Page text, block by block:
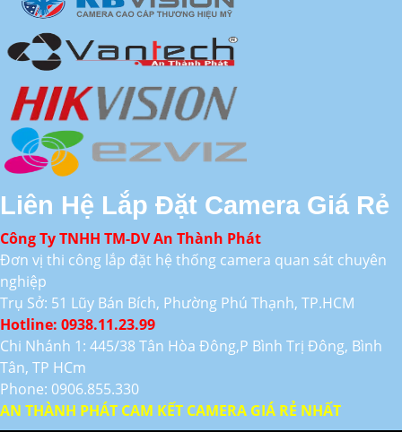
Liên Hệ Lắp Đặt Camera Giá Rẻ
Công Ty TNHH TM-DV An Thành Phát
Đơn vị thi công lắp đặt hệ thống camera quan sát chuyên
nghiệp
Trụ Sở: 51 Lũy Bán Bích, Phường Phú Thạnh, TP.HCM
Hotline: 0938.11.23.99
Chi Nhánh 1: 445/38 Tân Hòa Đông,P Bình Trị Đông, Bình
Tân, TP HCm
Phone: 0906.855.330
AN THÀNH PHÁT CAM KẾT CAMERA GIÁ RẺ NHẤT